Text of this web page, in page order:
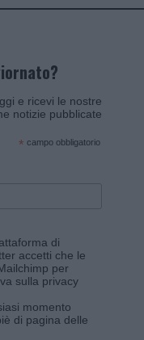
e ricevi le nostre
notizie pubblicate
* campo obbligatorio
di
accetti che le
per
sulla privacy
momento
di pagina delle